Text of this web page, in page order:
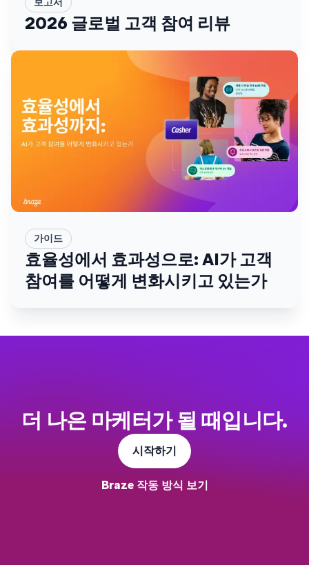
2026 글로벌 고객 참여 리뷰
가이드
효율성에서 효과성으로: AI가 고객
참여를 어떻게 변화시키고 있는가
더 나은 마케터가 될 때입니다.
시작하기
Braze 작동 방식 보기